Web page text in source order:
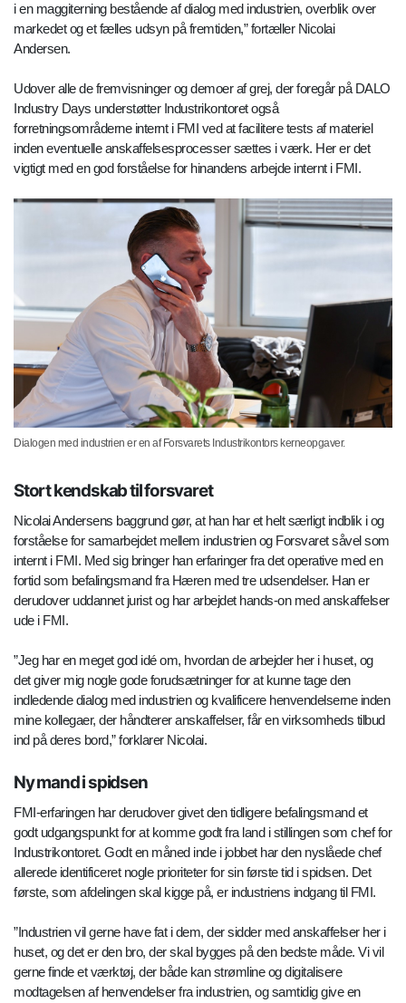
i en maggiterning bestående af dialog med industrien, overblik over
markedet og et fælles udsyn på fremtiden,” fortæller Nicolai
Andersen.
Udover alle de fremvisninger og demoer af grej, der foregår på DALO
Industry Days understøtter Industrikontoret også
forretningsområderne internt i FMI ved at facilitere tests af materiel
inden eventuelle anskaffelsesprocesser sættes i værk. Her er det
vigtigt med en god forståelse for hinandens arbejde internt i FMI.
Dialogen med industrien er en af Forsvarets Industrikontors kerneopgaver.
Stort kendskab til forsvaret
Nicolai Andersens baggrund gør, at han har et helt særligt indblik i og
forståelse for samarbejdet mellem industrien og Forsvaret såvel som
internt i FMI. Med sig bringer han erfaringer fra det operative med en
fortid som befalingsmand fra Hæren med tre udsendelser. Han er
derudover uddannet jurist og har arbejdet hands-on med anskaffelser
ude i FMI.
”Jeg har en meget god idé om, hvordan de arbejder her i huset, og
det giver mig nogle gode forudsætninger for at kunne tage den
indledende dialog med industrien og kvalificere henvendelserne inden
mine kollegaer, der håndterer anskaffelser, får en virksomheds tilbud
ind på deres bord,” forklarer Nicolai.
Ny mand i spidsen
FMI-erfaringen har derudover givet den tidligere befalingsmand et
godt udgangspunkt for at komme godt fra land i stillingen som chef for
Industrikontoret. Godt en måned inde i jobbet har den nyslåede chef
allerede identificeret nogle prioriteter for sin første tid i spidsen. Det
første, som afdelingen skal kigge på, er industriens indgang til FMI.
”Industrien vil gerne have fat i dem, der sidder med anskaffelser her i
huset, og det er den bro, der skal bygges på den bedste måde. Vi vil
gerne finde et værktøj, der både kan strømline og digitalisere
modtagelsen af henvendelser fra industrien, og samtidig give en